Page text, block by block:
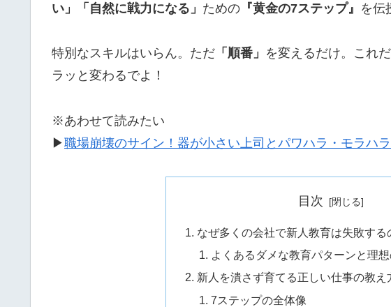
い」「自然に戦力になる」 ための 『黄金の7ステップ』 を伝
特別なスキルはいらん。ただ 「順番」 を変えるだけ。これ
ラッと変わるでよ！
※あわせて読みたい
▶職場崩壊のサイン！器が小さい上司とパワハラ・モラハ
目次
なぜ多くの会社で新人教育は失敗する
よくあるダメな教育パターンと理
新人を潰さず育てる正しい仕事の教え
7ステップの全体像